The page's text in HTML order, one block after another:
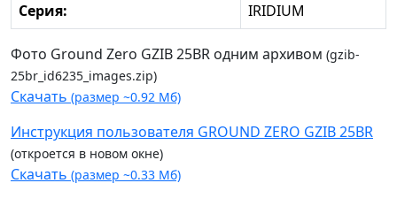
Серия:
IRIDIUM
Фото Ground Zero GZIB 25BR одним архивом (gzib-
25br_id6235_images.zip)
Скачать (размер ~0.92 Мб)
Инструкция пользователя GROUND ZERO GZIB 25BR
(откроется в новом окне)
Скачать (размер ~0.33 Мб)